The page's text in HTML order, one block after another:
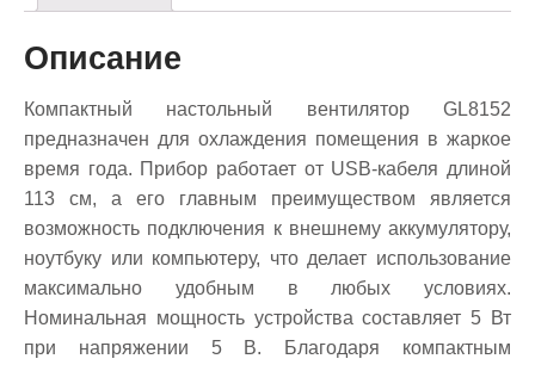
Описание
Компактный настольный вентилятор GL8152
предназначен для охлаждения помещения в жаркое
время года. Прибор работает от USB-кабеля длиной
113 см, а его главным преимуществом является
возможность подключения к внешнему аккумулятору,
ноутбуку или компьютеру, что делает использование
максимально удобным в любых условиях.
Номинальная мощность устройства составляет 5 Вт
при напряжении 5 В. Благодаря компактным